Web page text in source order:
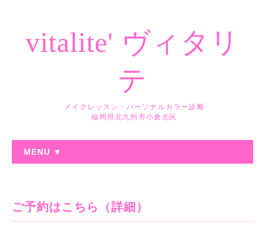
vitalite' ヴィタリ
テ
メイクレッスン・パーソナルカラー診断
福岡県北九州市小倉北区
MENU ▼
ご予約はこちら（詳細）